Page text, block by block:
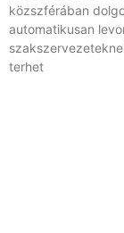
közszférában
automatikusan
terhet